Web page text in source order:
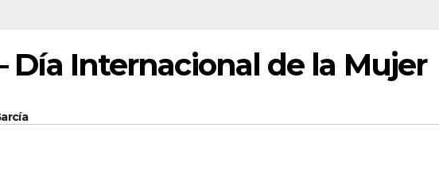
Día Internacional de la Mujer